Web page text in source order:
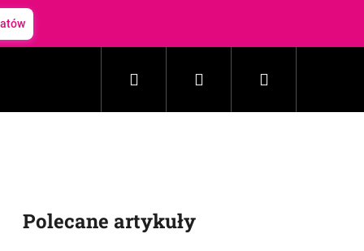
Gospodarstwo domowe Kosmetyki
Szukaj Zaloguj Koszyk
Polecane artykuły